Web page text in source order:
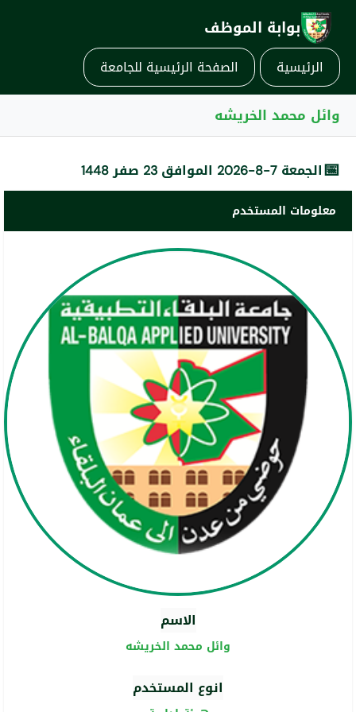
بوابة الموظف
الرئيسية الصفحة الرئيسية للجامعة
وائل محمد الخريشه
📅الجمعة 7-8-2026 الموافق 23 صفر 1448
معلومات المستخدم
الاسم
وائل محمد الخريشه
انوع المستخدم